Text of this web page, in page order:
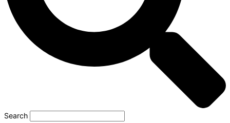
Search